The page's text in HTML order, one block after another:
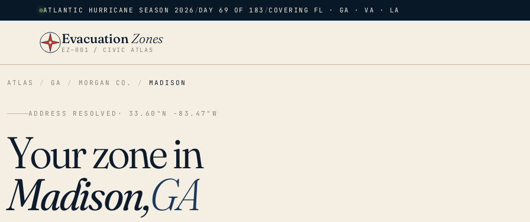
ATLANTIC HURRICANE SEASON 2026 /DAY 69 OF 183 /COVERING FL · GA · VA · LA
EvacuationZones
EZ–001 / CIVIC ATLAS
ATLAS / GA / MORGAN CO. / MADISON
ADDRESS RESOLVED · 33.60°N -83.47°W
Your zone in
Madison,GA